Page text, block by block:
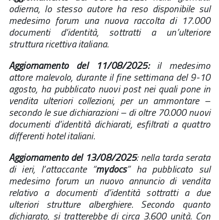
odierna, lo stesso autore ha reso disponibile sul
medesimo forum una nuova raccolta di 17.000
documenti d’identità, sottratti a un’ulteriore
struttura ricettiva italiana.
Aggiornamento del 11/08/2025:il medesimo
attore malevolo, durante il fine settimana del 9-10
agosto, ha pubblicato nuovi post nei quali pone in
vendita ulteriori collezioni, per un ammontare –
secondo le sue dichiarazioni – di oltre 70.000 nuovi
documenti d’identità dichiarati, esfiltrati a quattro
differenti hotel italiani.
Aggiornamento del 13/08/2025: nella tarda serata
di ieri, l’attaccante “mydocs” ha pubblicato sul
medesimo forum un nuovo annuncio di vendita
relativo a documenti d’identità sottratti a due
ulteriori strutture alberghiere. Secondo quanto
dichiarato, si tratterebbe di circa 3.600 unità. Con